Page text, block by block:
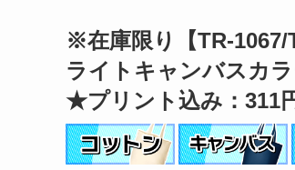
※在庫限り【TR-1067/
ライトキャンバスカ
★プリント込み：311